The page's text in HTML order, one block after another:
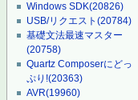
Windows SDK(20826)
USB/リクエスト(20784)
基礎文法最速マスター
(20758)
Quartz Composerにどっ
ぷり!(20363)
AVR(19960)